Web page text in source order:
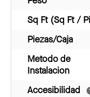
Sq Ft (Sq Ft /
Piezas/Caja
Metodo de
Instalacion
Accesibilidad